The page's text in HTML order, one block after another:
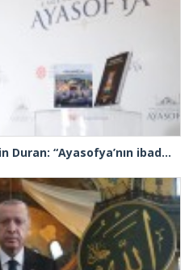
İletişim Başkanı Burhanettin Duran: “Ayasofya’nın ibadete açılması adeta bir Kızılelma’ydı”